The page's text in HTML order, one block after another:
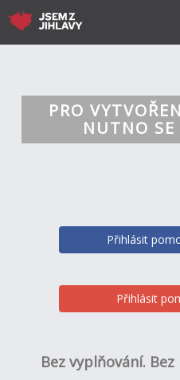
PRO
NUTNO
Přihlásit
Přihlásit
Bez vyplňování.